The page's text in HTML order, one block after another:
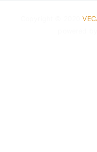
Copyright © 2020